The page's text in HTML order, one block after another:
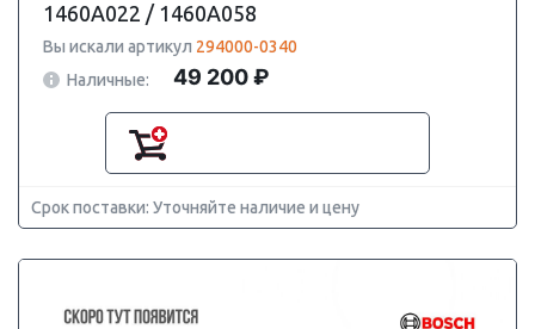
1460A022 / 1460A058
Вы искали артикул 294000-0340
Наличные:
49 200 ₽
Срок поставки: Уточняйте наличие и цену